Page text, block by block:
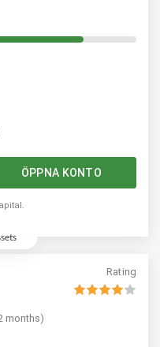
ÖPPNA KONTO
Rating
months)